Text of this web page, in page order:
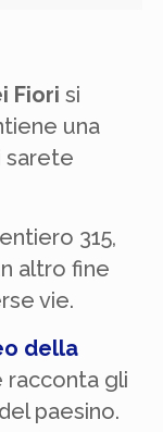
Fiorisi
una
sarete
315,
altro fine
vie.
della
racconta gli
paesino.